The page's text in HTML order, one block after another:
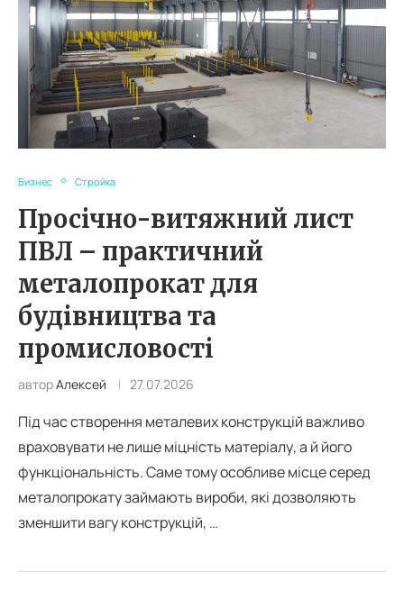
Бизнес Стройка
Просічно-витяжний лист
ПВЛ – практичний
металопрокат для
будівництва та
промисловості
авторАлексей 27.07.2026
Під час створення металевих конструкцій важливо
враховувати не лише міцність матеріалу, а й його
функціональність. Саме тому особливе місце серед
металопрокату займають вироби, які дозволяють
зменшити вагу конструкцій, …